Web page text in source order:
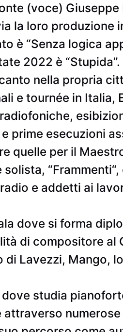
(voce)
la loro produzione
è “Senza logica
2022 è “Stupida”.
nella propria
e tournée in Italia,
prime esecuzioni
quelle per il
e addetti ai
dove si forma
di compositore
Lavezzi, Mango,
studia